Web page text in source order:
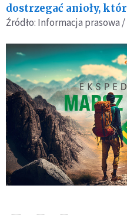
dostrzegać anioły,
Źródło: Informacja prasowa